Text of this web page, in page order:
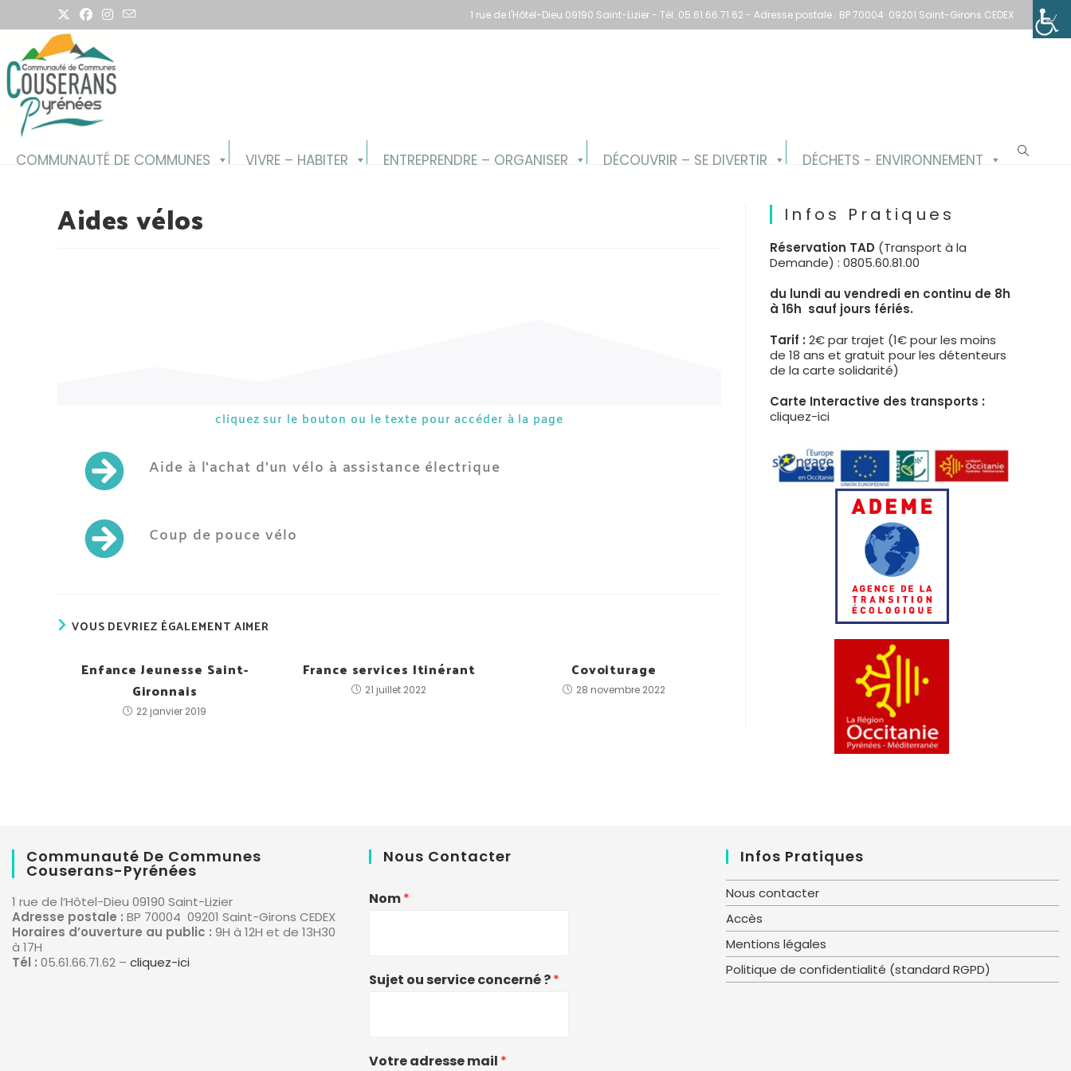
1 rue de l'Hôtel-Dieu 09190 Saint-Lizier - Tél. 05.61.66.71.62 - Adresse postale : BP 70004 09201 Saint-Girons CEDEX
COMMUNAUTÉ DE COMMUNES VIVRE – HABITER ENTREPRENDRE – ORGANISER DÉCOUVRIR – SE DIVERTIR DÉCHETS - ENVIRONNEMENT
Aides vélos
cliquez sur le bouton ou le texte pour accéder à la page
Aide à l'achat d'un vélo à assistance électrique
Coup de pouce vélo
VOUS DEVRIEZ ÉGALEMENT AIMER
Enfance Jeunesse Saint-
Gironnais
22 janvier 2019
France services Itinérant
21 juillet 2022
Covoiturage
28 novembre 2022
Infos Pratiques
Réservation TAD (Transport à la
Demande) : 0805.60.81.00
du lundi au vendredi en continu de 8h
à 16h sauf jours fériés.
Tarif : 2€ par trajet (1€ pour les moins
de 18 ans et gratuit pour les détenteurs
de la carte solidarité)
Carte Interactive des transports :
cliquez-ici
Communauté De Communes
Couserans-Pyrénées
1 rue de l’Hôtel-Dieu 09190 Saint-Lizier
Adresse postale : BP 70004 09201 Saint-Girons CEDEX
Horaires d’ouverture au public : 9H à 12H et de 13H30
à 17H
Tél : 05.61.66.71.62 – cliquez-ici
Nous Contacter
Nom*
Sujet ou service concerné ?*
Votre adresse mail *
Infos Pratiques
Nous contacter
Accès
Mentions légales
Politique de confidentialité (standard RGPD)